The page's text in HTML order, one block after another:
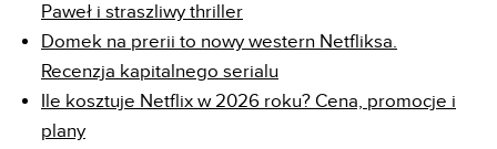
Paweł i straszliwy thriller
Domek na prerii to nowy western Netfliksa.
Recenzja kapitalnego serialu
Ile kosztuje Netflix w 2026 roku? Cena, promocje i
plany